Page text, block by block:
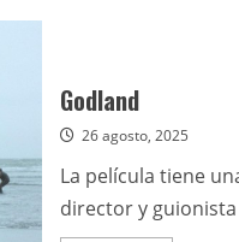
Godland
26 agosto, 2025
La película tiene
director y